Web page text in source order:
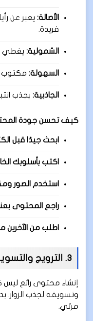
الأصالة:يعبر عن
فريدة.
الشمولية:يغطي
السهولة:مكتوب
الجاذبية:يجذب
كيف تحسن جودة
ابحث جيدًا قبل
اكتب بأسلوبك
استخدم الصور
راجع المحتوى
اطلب من الآخرين
3. الترويج والتسويق
إنشاء محتوى رائع ليس
وتسويقه لجذب الزوار.
مرئي.